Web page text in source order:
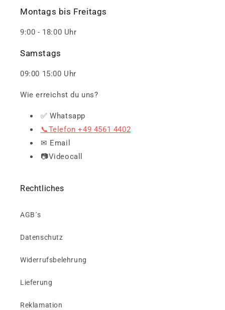
Montags bis Freitags
9:00 - 18:00 Uhr
Samstags
09:00 15:00 Uhr
Wie erreichst du uns?
✅ Whatsapp
📞Telefon +49 4561 4402
✉ Email
📷Videocall
Rechtliches
AGB´s
Datenschutz
Widerrufsbelehrung
Lieferung
Reklamation